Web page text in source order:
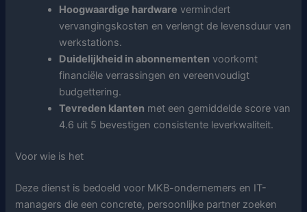
Hoogwaardige hardware vermindert
vervangingskosten en verlengt de levensduur van
werkstations.
Duidelijkheid in abonnementen voorkomt
financiële verrassingen en vereenvoudigt
budgettering.
Tevreden klanten met een gemiddelde score van
4.6 uit 5 bevestigen consistente leverkwaliteit.
Voor wie is het
Deze dienst is bedoeld voor MKB-ondernemers en IT-
managers die een concrete, persoonlijke partner zoeken